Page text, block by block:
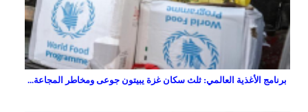
برنامج الأغذية العالمي: ثلث سكان غزة يبيتون جوعى ومخاطر المجاعة...